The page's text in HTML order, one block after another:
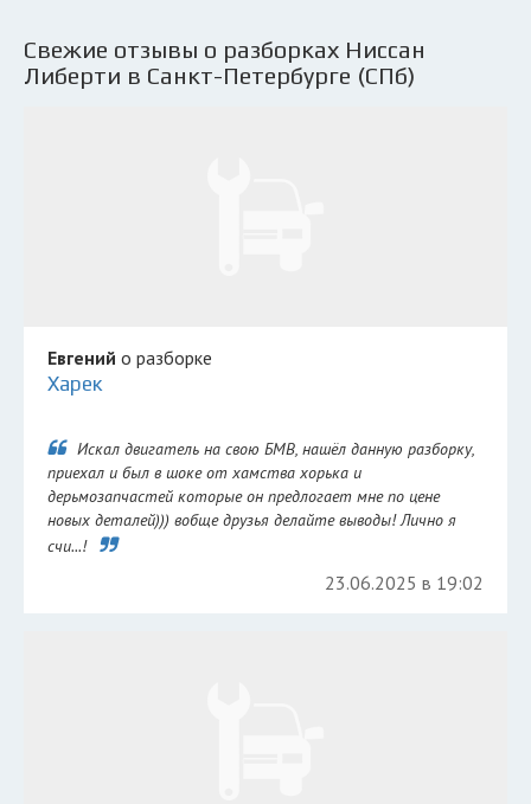
Свежие отзывы о разборках Ниссан
Либерти в Санкт-Петербурге (СПб)
Евгений о разборке
Харек
Искал двигатель на свою БМВ, нашёл данную разборку,
приехал и был в шоке от хамства хорька и
дерьмозапчастей которые он предлогает мне по цене
новых деталей))) вобще друзья делайте выводы! Лично я
счи...!
23.06.2025 в 19:02